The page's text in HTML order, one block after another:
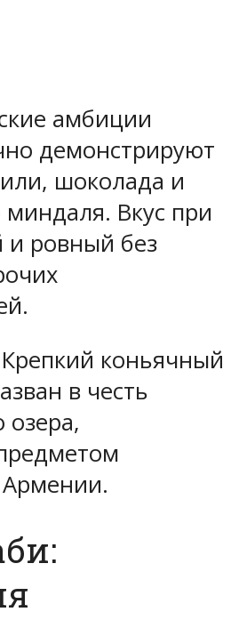
амбиции
демонстрируют
шоколада и
Вкус при
и ровный без
коньячный
в честь
озера,
Армении.